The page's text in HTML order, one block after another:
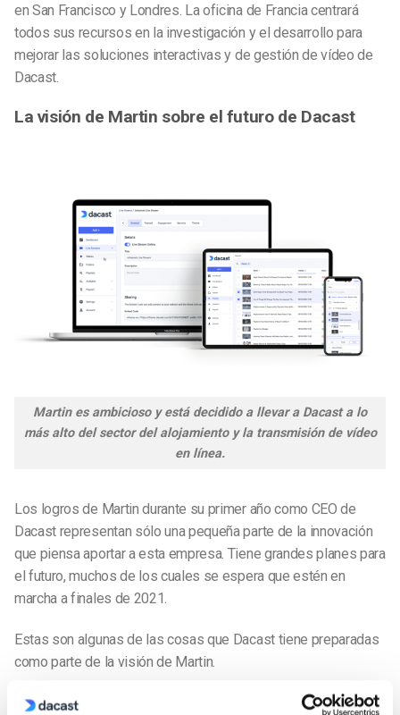
en San Francisco y Londres. La oficina de Francia centrará
todos sus recursos en la investigación y el desarrollo para
mejorar las soluciones interactivas y de gestión de vídeo de
Dacast.
La visión de Martin sobre el futuro de Dacast
Martin es ambicioso y está decidido a llevar a Dacast a lo
más alto del sector del alojamiento y la transmisión de vídeo
en línea.
Los logros de Martin durante su primer año como CEO de
Dacast representan sólo una pequeña parte de la innovación
que piensa aportar a esta empresa. Tiene grandes planes para
el futuro, muchos de los cuales se espera que estén en
marcha a finales de 2021.
Estas son algunas de las cosas que Dacast tiene preparadas
como parte de la visión de Martin.
Internacionalización